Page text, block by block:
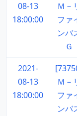
08-13
18:00:00
Ｍ－
ファ
ンバ
Ｇ
2021-
08-13
18:00:00
Ｍ－
ファ
ンバ